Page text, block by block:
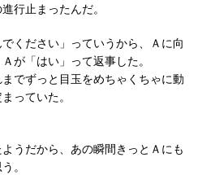
行止まったんだ。
ください」っていうから、Ａに向
が「はい」って返事した。
でずっと目玉をめちゃくちゃに動
っていた。
うだから、あの瞬間きっとＡにも
。